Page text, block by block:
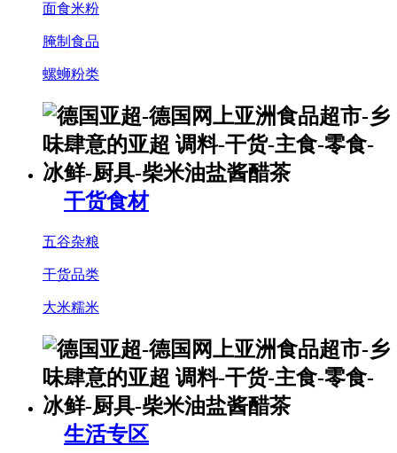
面食米粉
腌制食品
螺蛳粉类
干货食材
五谷杂粮
干货品类
大米糯米
生活专区